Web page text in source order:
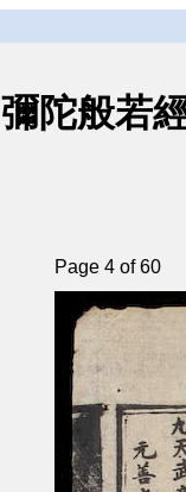
彌陀般若
Page 4 of 60